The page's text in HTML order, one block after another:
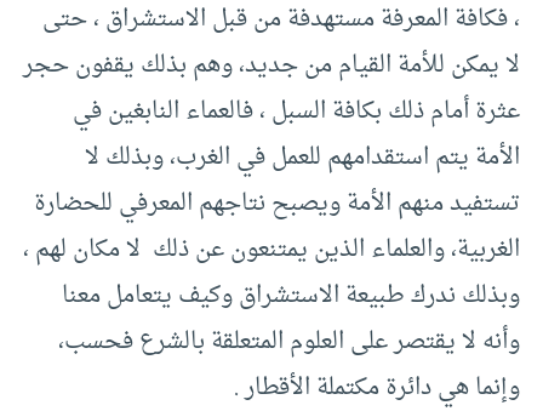
، فكافة المعرفة مستهدفة من قبل الاستشراق ، حتى
لا يمكن للأمة القيام من جديد، وهم بذلك يقفون حجر
عثرة أمام ذلك بكافة السبل ، فالعماء النابغين في
الأمة يتم استقدامهم للعمل في الغرب، وبذلك لا
تستفيد منهم الأمة ويصبح نتاجهم المعرفي للحضارة
الغربية، والعلماء الذين يمتنعون عن ذلك لا مكان لهم ،
وبذلك ندرك طبيعة الاستشراق وكيف يتعامل معنا
وأنه لا يقتصر على العلوم المتعلقة بالشرع فحسب،
وإنما هي دائرة مكتملة الأقطار .